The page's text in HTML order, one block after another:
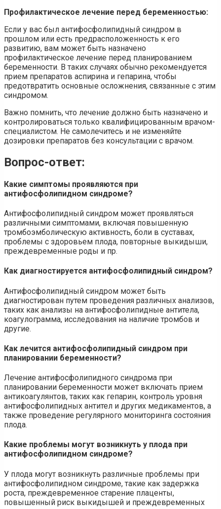
Профилактическое лечение перед беременностью:
Если у вас был антифосфолипидный синдром в
прошлом или есть предрасположенность к его
развитию, вам может быть назначено
профилактическое лечение перед планированием
беременности. В таких случаях обычно рекомендуется
прием препаратов аспирина и гепарина, чтобы
предотвратить основные осложнения, связанные с этим
синдромом.
Важно помнить, что лечение должно быть назначено и
контролироваться только квалифицированным врачом-
специалистом. Не самолечитесь и не изменяйте
дозировки препаратов без консультации с врачом.
Вопрос-ответ:
Какие симптомы проявляются при
антифосфолипидном синдроме?
Антифосфолипидный синдром может проявляться
различными симптомами, включая повышенную
тромбоэмболическую активность, боли в суставах,
проблемы с здоровьем плода, повторные выкидыши,
преждевременные роды и пр.
Как диагностируется антифосфолипидный синдром?
Антифосфолипидный синдром может быть
диагностирован путем проведения различных анализов,
таких как анализы на антифосфолипидные антитела,
коагулограмма, исследования на наличие тромбов и
другие.
Как лечится антифосфолипидный синдром при
планировании беременности?
Лечение антифосфолипидного синдрома при
планировании беременности может включать прием
антикоагулянтов, таких как гепарин, контроль уровня
антифосфолипидных антител и других медикаментов, а
также проведение регулярного мониторинга состояния
плода.
Какие проблемы могут возникнуть у плода при
антифосфолипидном синдроме?
У плода могут возникнуть различные проблемы при
антифосфолипидном синдроме, такие как задержка
роста, преждевременное старение плаценты,
повышенный риск выкидышей и преждевременных